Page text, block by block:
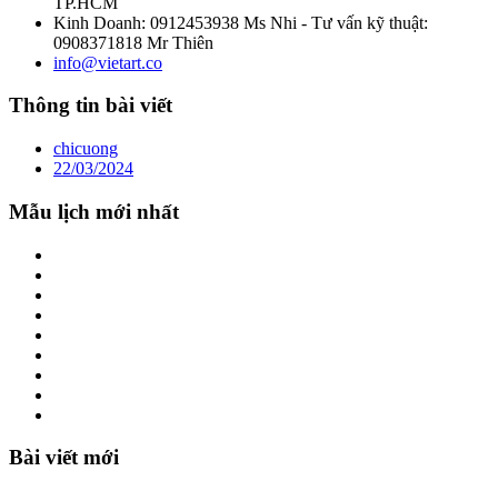
Kinh Doanh: 0912453938 Ms Nhi - Tư vấn kỹ thuật:
0908371818 Mr Thiên
info@vietart.co
Thông tin bài viết
chicuong
22/03/2024
Mẫu lịch mới nhất
Bài viết mới